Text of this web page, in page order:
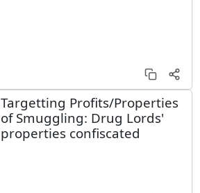
Targetting Profits/Properties
of Smuggling: Drug Lords'
properties confiscated